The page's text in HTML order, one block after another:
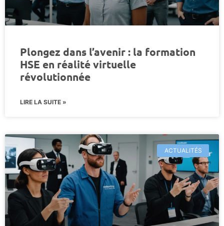
Plongez dans l’avenir : la formation
HSE en réalité virtuelle
révolutionnée
LIRE LA SUITE »
ACTUALITÉS